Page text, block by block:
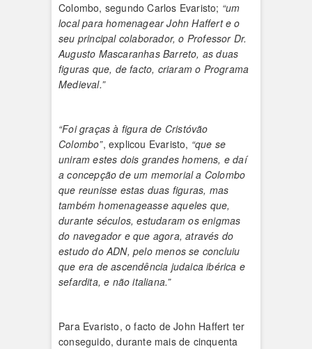
Colombo, segundo Carlos Evaristo; “um
local para homenagear John Haffert e o
seu principal colaborador, o Professor Dr.
Augusto Mascaranhas Barreto, as duas
figuras que, de facto, criaram o Programa
Medieval.”
“Foi graças à figura de Cristóvão
Colombo”, explicou Evaristo, “que se
uniram estes dois grandes homens, e daí
a concepção de um memorial a Colombo
que reunisse estas duas figuras, mas
também homenageasse aqueles que,
durante séculos, estudaram os enigmas
do navegador e que agora, através do
estudo do ADN, pelo menos se concluiu
que era de ascendência judaica ibérica e
sefardita, e não italiana.”
Para Evaristo, o facto de John Haffert ter
conseguido, durante mais de cinquenta